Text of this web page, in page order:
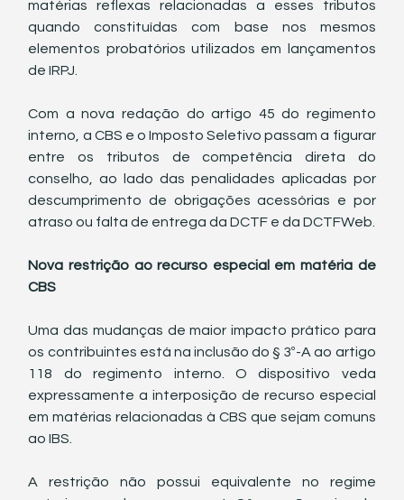
matérias reflexas relacionadas a esses tributos
quando constituídas com base nos mesmos
elementos probatórios utilizados em lançamentos
de IRPJ.
Com a nova redação do artigo 45 do regimento
interno, a CBS e o Imposto Seletivo passam a figurar
entre os tributos de competência direta do
conselho, ao lado das penalidades aplicadas por
descumprimento de obrigações acessórias e por
atraso ou falta de entrega da DCTF e da DCTFWeb.
Nova restrição ao recurso especial em matéria de
CBS
Uma das mudanças de maior impacto prático para
os contribuintes está na inclusão do § 3º-A ao artigo
118 do regimento interno. O dispositivo veda
expressamente a interposição de recurso especial
em matérias relacionadas à CBS que sejam comuns
ao IBS.
A restrição não possui equivalente no regime